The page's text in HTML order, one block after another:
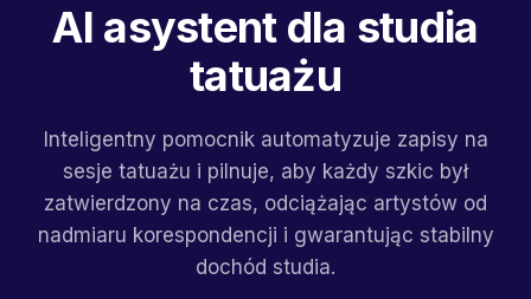
AI asystent dla studia
tatuażu
Inteligentny pomocnik automatyzuje zapisy na
sesje tatuażu i pilnuje, aby każdy szkic był
zatwierdzony na czas, odciążając artystów od
nadmiaru korespondencji i gwarantując stabilny
dochód studia.